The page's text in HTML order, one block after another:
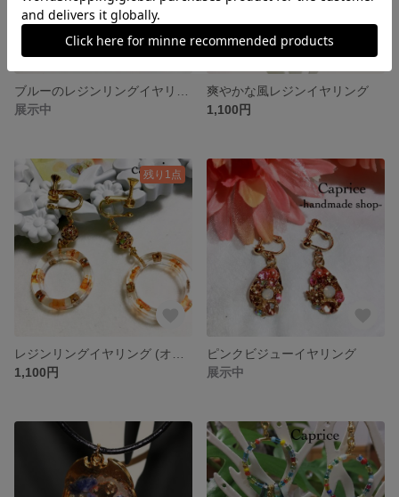
展示中
爽やかな風レジンイヤリング
1,100円
残り1点
1,100円
ピンクビジューイヤリング
展示中